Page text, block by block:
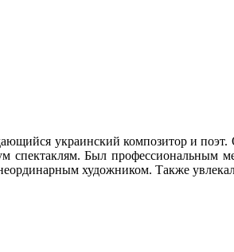
украинский композитор и
спектаклям. Был профессиональным
художником. Также